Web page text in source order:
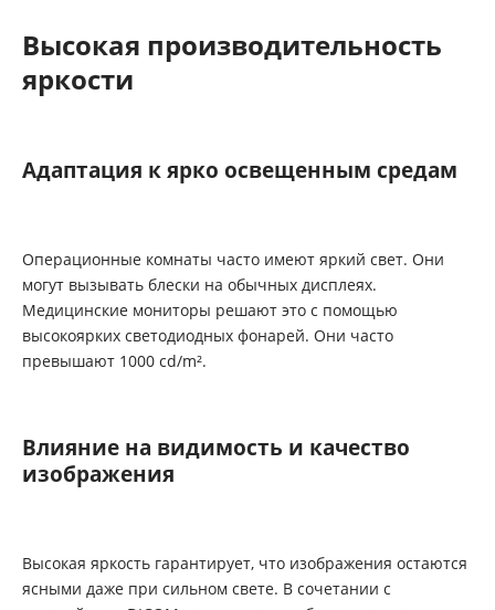
Высокая производительность
яркости
Адаптация к ярко освещенным средам
Операционные комнаты часто имеют яркий свет. Они
могут вызывать блески на обычных дисплеях.
Медицинские мониторы решают это с помощью
высокоярких светодиодных фонарей. Они часто
превышают 1000 cd/m².
Влияние на видимость и качество
изображения
Высокая яркость гарантирует, что изображения остаются
ясными даже при сильном свете. В сочетании с